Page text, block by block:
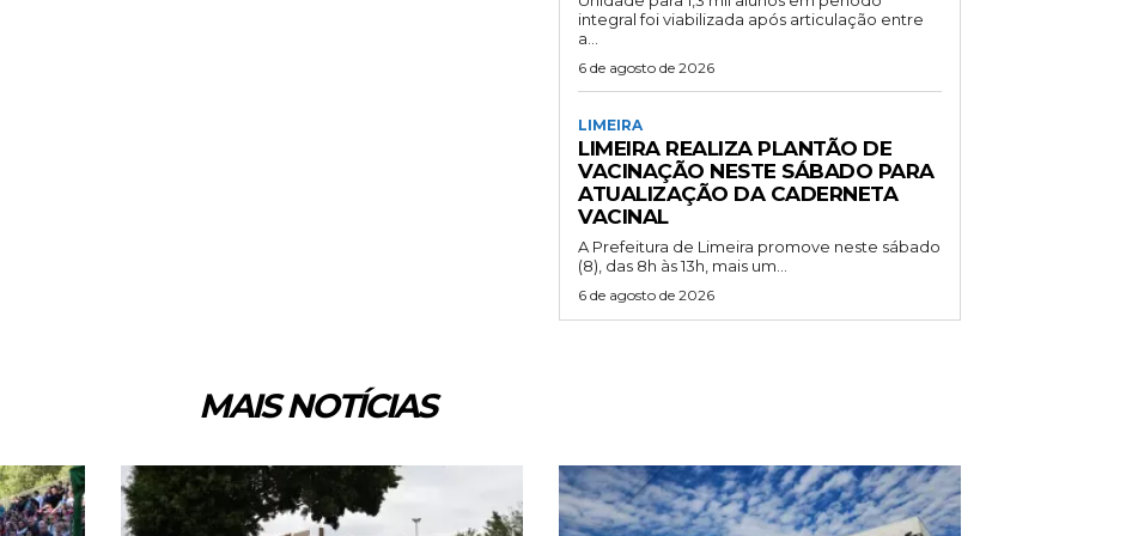
integral foi viabilizada após articulação entre
a...
6 de agosto de 2026
LIMEIRA
LIMEIRA REALIZA PLANTÃO DE
VACINAÇÃO NESTE SÁBADO PARA
ATUALIZAÇÃO DA CADERNETA
VACINAL
A Prefeitura de Limeira promove neste sábado
(8), das 8h às 13h, mais um...
6 de agosto de 2026
MAIS NOTÍCIAS